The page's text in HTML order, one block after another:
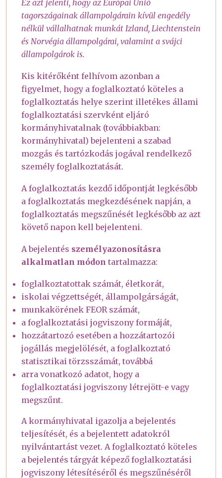
Ez azt jelenti, hogy az Európai Unió
tagországainak állampolgárain kívül engedély
nélkül vállalhatnak munkát Izland, Liechtenstein
és Norvégia állampolgárai, valamint a svájci
állampolgárok is.
Kis kitérőként felhívom azonban a
figyelmet, hogy a foglalkoztató köteles a
foglalkoztatás helye szerint illetékes állami
foglalkoztatási szervként eljáró
kormányhivatalnak (továbbiakban:
kormányhivatal) bejelenteni a szabad
mozgás és tartózkodás jogával rendelkező
személy foglalkoztatását.
A foglalkoztatás kezdő időpontját legkésőbb
a foglalkoztatás megkezdésének napján, a
foglalkoztatás megszűnését legkésőbb az azt
követő napon kell bejelenteni.
A bejelentés személyazonosításra
alkalmatlan módon tartalmazza:
foglalkoztatottak számát, életkorát,
iskolai végzettségét, állampolgárságát,
munkakörének FEOR számát,
a foglalkoztatási jogviszony formáját,
hozzátartozó esetében a hozzátartozói
jogállás megjelölését, a foglalkoztató
statisztikai törzsszámát, továbbá
arra vonatkozó adatot, hogy a
foglalkoztatási jogviszony létrejött-e vagy
megszűnt.
A kormányhivatal igazolja a bejelentés
teljesítését, és a bejelentett adatokról
nyilvántartást vezet. A foglalkoztató köteles
a bejelentés tárgyát képező foglalkoztatási
jogviszony létesítéséről és megszűnéséről